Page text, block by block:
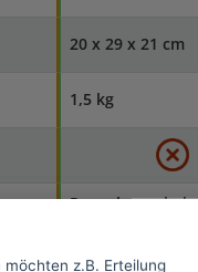
20 x 29 x 21 cm
1,5 kg
oder dauerhaft
z.B. Erteilung